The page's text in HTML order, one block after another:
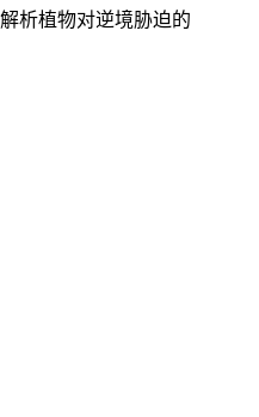
析植物对逆境胁迫的